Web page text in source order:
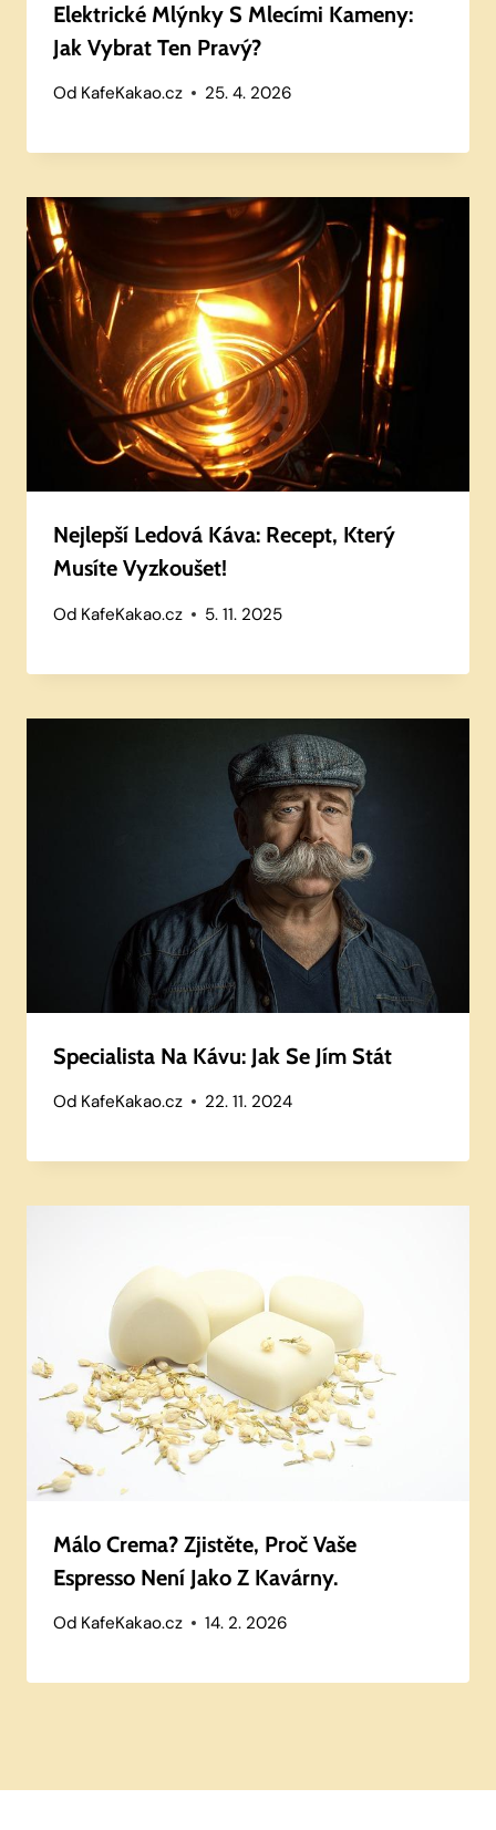
Elektrické Mlýnky S Mlecími Kameny:
Jak Vybrat Ten Pravý?
Od KafeKakao.cz 25. 4. 2026
Nejlepší Ledová Káva: Recept, Který
Musíte Vyzkoušet!
Od KafeKakao.cz 5. 11. 2025
Specialista Na Kávu: Jak Se Jím Stát
Od KafeKakao.cz 22. 11. 2024
Málo Crema? Zjistěte, Proč Vaše
Espresso Není Jako Z Kavárny.
Od KafeKakao.cz 14. 2. 2026